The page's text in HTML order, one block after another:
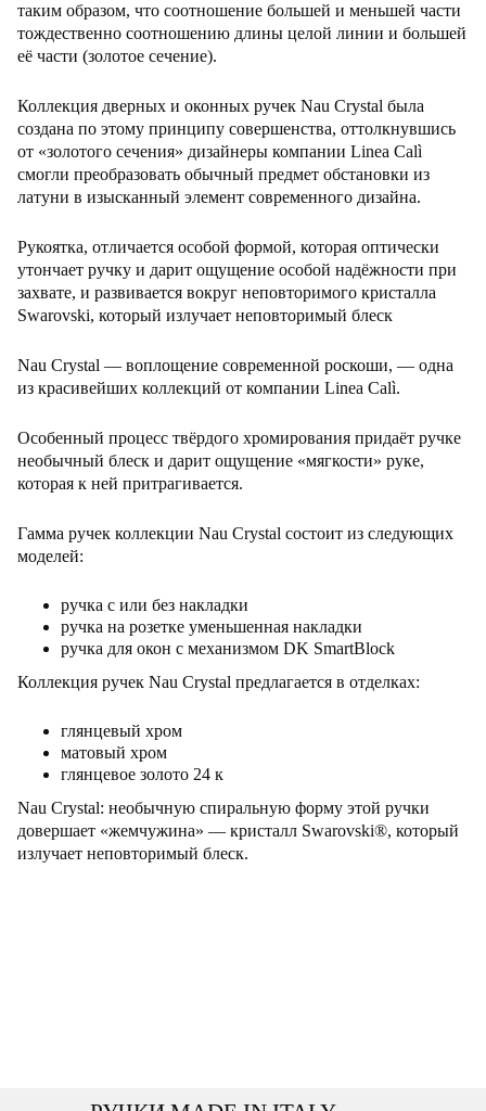
таким образом, что соотношение большей и меньшей части
тождественно соотношению длины целой линии и большей
её части (золотое сечение).
Коллекция дверных и оконных ручек Nau Crystal была
создана по этому принципу совершенства, оттолкнувшись
от «золотого сечения» дизайнеры компании Linea Calì
смогли преобразовать обычный предмет обстановки из
латуни в изысканный элемент современного дизайна.
Рукоятка, отличается особой формой, которая оптически
утончает ручку и дарит ощущение особой надёжности при
захвате, и развивается вокруг неповторимого кристалла
Swarovski, который излучает неповторимый блеск
Nau Crystal — воплощение современной роскоши, — одна
из красивейших коллекций от компании Linea Calì.
Особенный процесс твёрдого хромирования придаёт ручке
необычный блеск и дарит ощущение «мягкости» руке,
которая к ней притрагивается.
Гамма ручек коллекции Nau Crystal состоит из следующих
моделей:
ручка с или без накладки
ручка на розетке уменьшенная накладки
ручка для окон с механизмом DK SmartBlock
Коллекция ручек Nau Crystal предлагается в отделках:
глянцевый хром
матовый хром
глянцевое золото 24 к
Nau Crystal: необычную спиральную форму этой ручки
довершает «жемчужина» — кристалл Swarovski®, который
излучает неповторимый блеск.